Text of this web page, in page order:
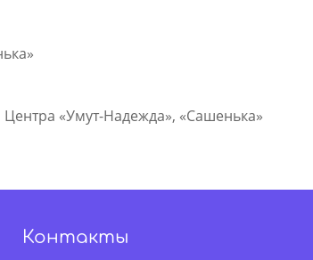
«Умут-Надежда», «Сашенька»
Контакты